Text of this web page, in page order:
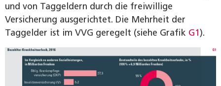
und von Taggeldern durch die freiwillige
Versicherung ausgerichtet. Die Mehrheit der
Taggelder ist im VVG geregelt (siehe Grafik G1).